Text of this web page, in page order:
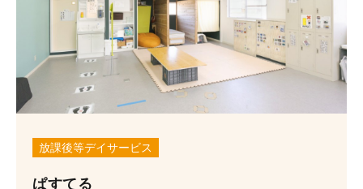
放課後等デイサービス
ぱすてる